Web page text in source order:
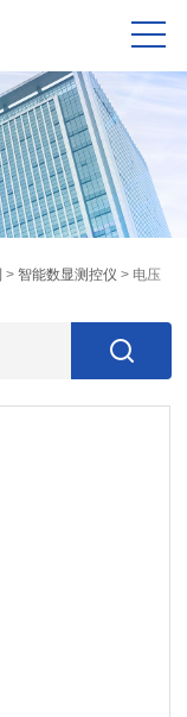
>智能数显测控仪 > 电压